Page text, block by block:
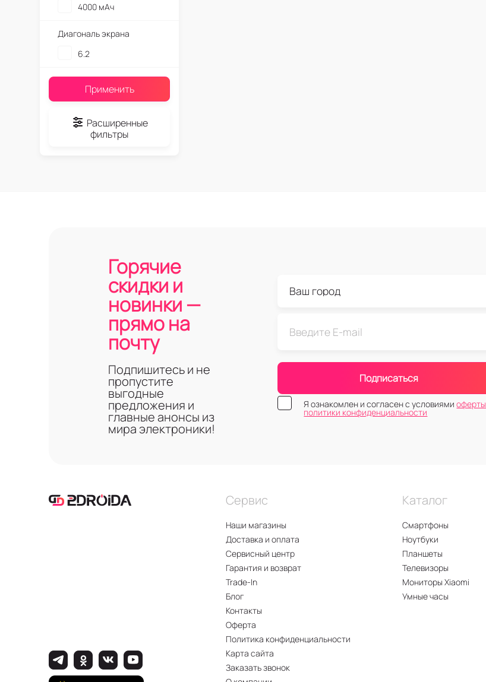
4000 мАч
Диагональ экрана
6.2
Применить
Расширенные
фильтры
Горячие
скидки и
новинки —
прямо на
почту
Подпишитесь и не
пропустите
выгодные
предложения и
главные анонсы из
мира электроники!
Подписаться
Я ознакомлен и согласен с условиямиоферты
политики конфиденциальности
Сервис
Наши магазины
Доставка и оплата
Сервисный центр
Гарантия и возврат
Trade-In
Блог
Контакты
Оферта
Политика конфиденциальности
Карта сайта
Заказать звонок
Каталог
Смартфоны
Ноутбуки
Планшеты
Телевизоры
Мониторы Xiaomi
Умные часы